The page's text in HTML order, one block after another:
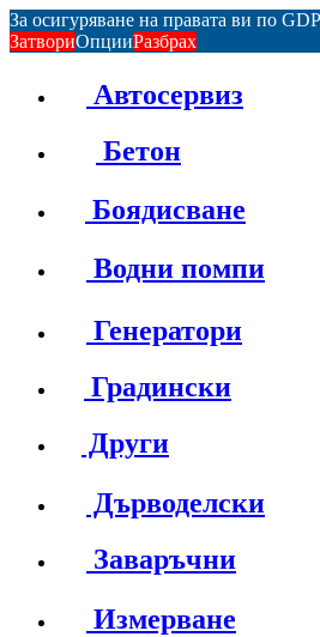
За осигуряване на правата ви по
ЗатвориОпцииРазбрах
Автосервиз
Бетон
Боядисване
Водни помпи
Генератори
Градински
Други
Дърводелски
Заваръчни
Измерване